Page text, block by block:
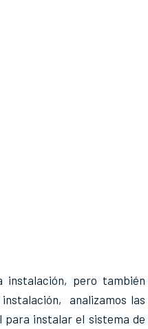
instalación, pero también
analizamos las
instalar el sistema de